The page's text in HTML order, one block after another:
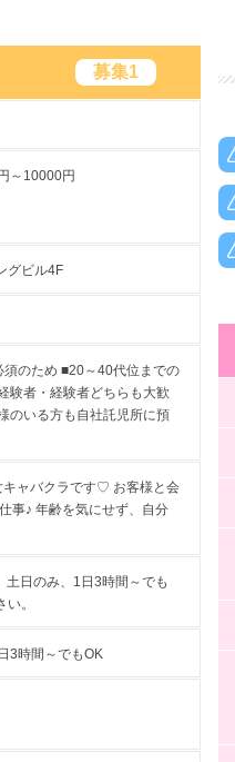
募集1
～10000円
グビル4F
のため ■20～40代位までの
験者・経験者どちらも大歓
のいる方も自社託児所に預
ャバクラです♡ お客様と会
事♪ 年齢を気にせず、自分
日のみ、1日3時間～でも
。
3時間～でもOK